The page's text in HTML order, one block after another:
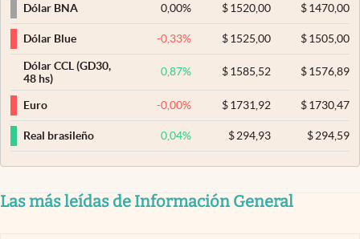
Dólar BNA
0,00% $ 1520,00 $1470,00
Dólar Blue -0,33% $ 1525,00 $1505,00
Dólar CCL (GD30,
48 hs)
0,87% $ 1585,52 $1576,89
Euro -0,00% $ 1731,92 $1730,47
Real brasileño 0,04% $ 294,93 $294,59
Las más leídas de Información General